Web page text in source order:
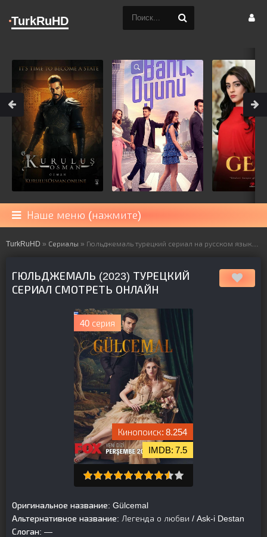
Наше меню (нажмите)
TurkRuHD » Сериалы » Гюльджемаль турецкий сериал на русском языке все серии смотреть онлайн бесплатно подряд
ГЮЛЬДЖЕМАЛЬ (2023) ТУРЕЦКИЙ
СЕРИАЛ СМОТРЕТЬ ОНЛАЙН
40 серия
8.254
7.5
Оригинальное название: Gülcemal
Альтернативное название: Легенда о любви / Ask-i Destan
Слоган: —
TurkRuHD